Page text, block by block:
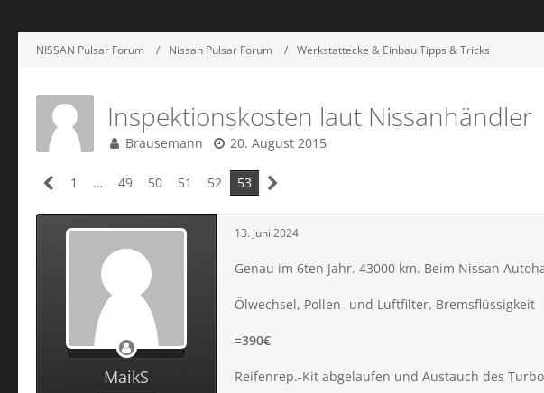
NISSAN Pulsar Forum Nissan Pulsar Forum Werkstattecke & Einbau Tipps & Tricks
Inspektionskosten laut Nissanhändler
Brausemann 20. August 2015
1 … 49 50 51 52 53
MaikS
13. Juni 2024
Genau im 6ten Jahr. 43000 km. Beim Nissan
Ölwechsel, Pollen- und Luftfilter, Bremsflüssigkeit
=390€
Reifenrep.-Kit abgelaufen und Austauch des